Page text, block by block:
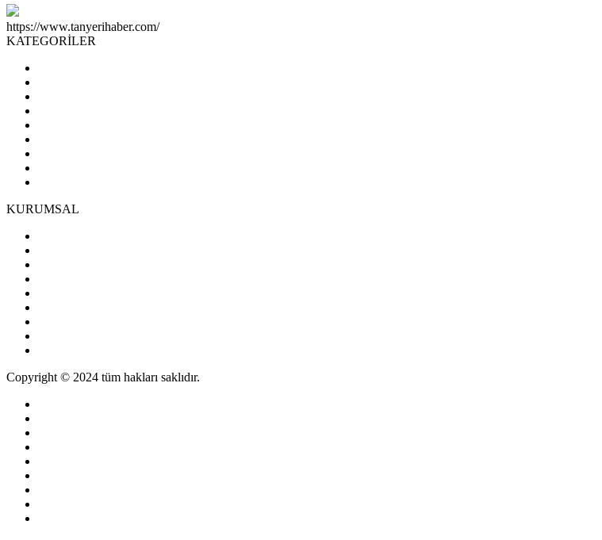
https://www.tanyerihaber.com/
KATEGORİLER
KURUMSAL
Copyright © 2024 tüm hakları saklıdır.